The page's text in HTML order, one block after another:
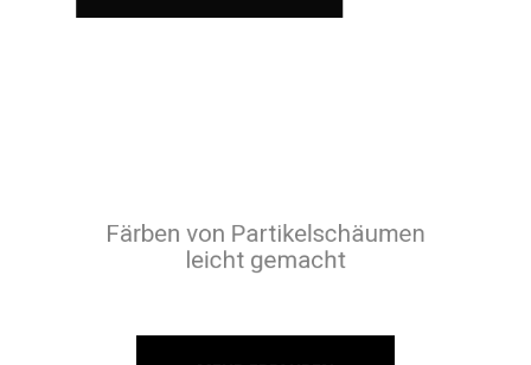
Färben von Partikelschäumen
leicht gemacht